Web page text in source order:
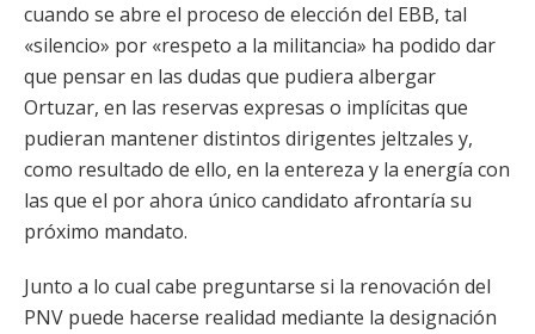
cuando se abre el proceso de elección del EBB, tal
«silencio» por «respeto a la militancia» ha podido dar
que pensar en las dudas que pudiera albergar
Ortuzar, en las reservas expresas o implícitas que
pudieran mantener distintos dirigentes jeltzales y,
como resultado de ello, en la entereza y la energía con
las que el por ahora único candidato afrontaría su
próximo mandato.
Junto a lo cual cabe preguntarse si la renovación del
PNV puede hacerse realidad mediante la designación